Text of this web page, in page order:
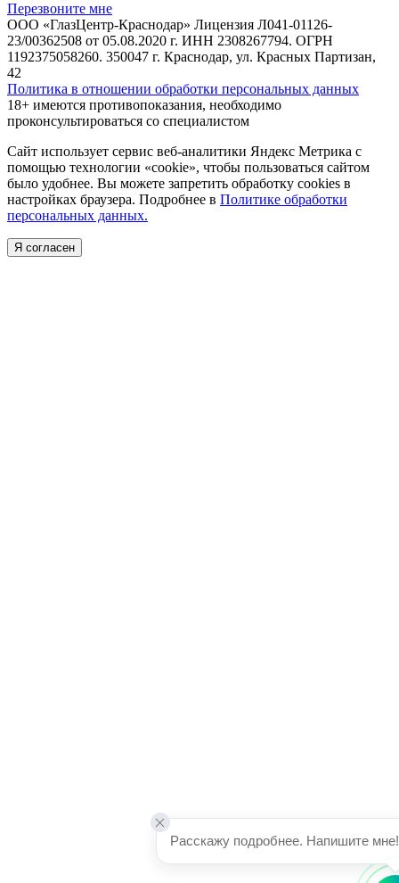
Перезвоните мне
ООО «ГлазЦентр-Краснодар» Лицензия Л041-01126-
23/00362508 от 05.08.2020 г. ИНН 2308267794. ОГРН
1192375058260. 350047 г. Краснодар, ул. Красных Партизан,
42
Политика в отношении обработки персональных данных
18+ имеются противопоказания, необходимо
проконсультироваться со специалистом
Сайт использует сервис веб-аналитики Яндекс Метрика с
помощью технологии «cookie», чтобы пользоваться сайтом
было удобнее. Вы можете запретить обработку cookies в
настройках браузера. Подробнее в Политике обработки
персональных данных.
Я согласен